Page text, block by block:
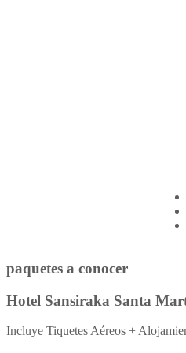
paquetes a conocer
Hotel Sansiraka Santa
Incluye Tiquetes Aéreos +